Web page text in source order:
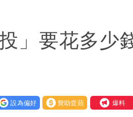
檢舉 停用誰負責？
口」 徐巧芯：民進黨當年刻
」要花多少
為偏好 贊助壹蘋 我要爆料